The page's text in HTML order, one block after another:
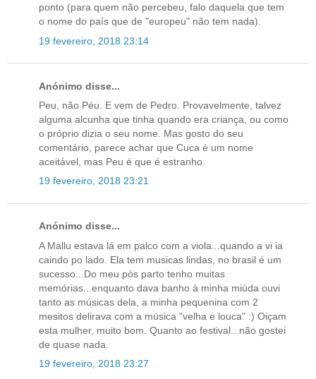
ponto (para quem não percebeu, falo daquela que tem
o nome do país que de "europeu" não tem nada).
19 fevereiro, 2018 23:14
Anónimo disse...
Peu, não Péu. E vem de Pedro. Provavelmente, talvez
alguma alcunha que tinha quando era criança, ou como
o próprio dizia o seu nome. Mas gosto do seu
comentário, parece achar que Cuca é um nome
aceitável, mas Peu é que é estranho.
19 fevereiro, 2018 23:21
Anónimo disse...
A Mallu estava lá em palco com a viola...quando a vi ia
caindo po lado. Ela tem musicas lindas, no brasil é um
sucesso...Do meu pós parto tenho muitas
memórias...enquanto dava banho à minha miúda ouvi
tanto as músicas dela, a minha pequenina com 2
mesitos delirava com a música "velha e louca" :) Oiçam
esta mulher, muito bom. Quanto ao festival...não gostei
de quase nada.
19 fevereiro, 2018 23:27